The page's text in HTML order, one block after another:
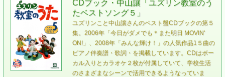
CDブック・中山讓「ユズリン教室のう
たベストソング５」
ユズリンこと中山讓さんのベスト盤CDブックの第５
集。2006年「今日がダメでも＊また明日 MOVIN'
ON!」、2008年「みんな輝け！」の人気作品1５曲の
ピアノ伴奏譜・歌詞・を掲載しています。CDはボー
カル入りとカラオケ２枚が付属していて、学校生活
のさまざまなシーンで活用できるようなっていま